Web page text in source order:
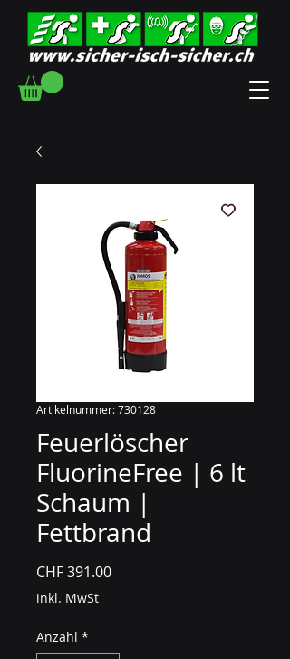
Artikelnummer: 730128
Feuerlöscher
FluorineFree | 6 lt
Schaum |
Fettbrand
CHF 391.00Preis
inkl. MwSt
Anzahl *